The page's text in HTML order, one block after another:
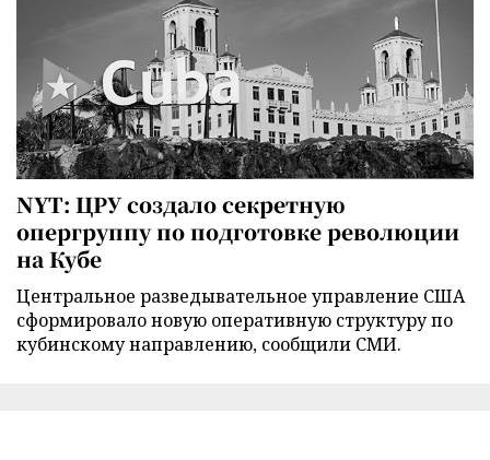
NYT: ЦРУ создало секретную
опергруппу по подготовке революции
на Кубе
Центральное разведывательное управление США
сформировало новую оперативную структуру по
кубинскому направлению, сообщили СМИ.